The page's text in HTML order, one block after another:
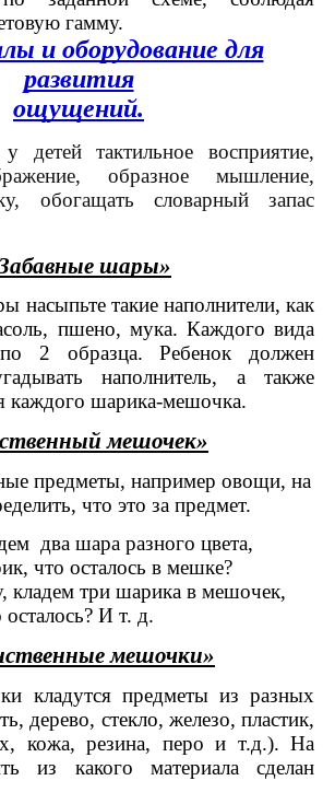
гамму.
и оборудование для
развития
ощущений.
детей тактильное восприятие,
образное мышление,
обогащать словарный запас
шары»
такие наполнители, как
пшено, мука. Каждого вида
2 образца. Ребенок должен
наполнитель, а также
каждого шарика-мешочка.
мешочек»
предметы, например овощи, на
что это за предмет.
два шара разного цвета,
что осталось в мешке?
кладем три шарика в мешочек,
И т. д.
мешочки»
кладутся предметы из разных
дерево, стекло, железо, пластик,
кожа, резина, перо и т.д.). На
из какого материала сделан